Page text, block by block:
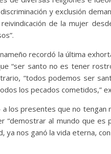
y exclusión
de la mujer
recordó la última
“ser santo no es tener
“todos podemos ser
los pecados cometidos,”
a los presentes que no
“demostrar al mundo que
ya nos ganó la vida eterna,